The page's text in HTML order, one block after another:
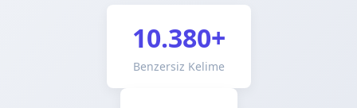
10.380+
Benzersiz Kelime